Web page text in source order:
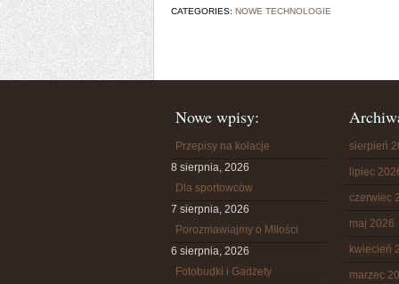
CATEGORIES: NOWE TECHNOLOGIE
Nowe wpisy:
Przepisy na kolacje
8 sierpnia, 2026
Dla sportowców
7 sierpnia, 2026
Porozmawiajmy o Miłości
6 sierpnia, 2026
Fotobudki i Gadżety
sierpień
lipiec
czerwiec
maj 2026
kwiecień
marzec